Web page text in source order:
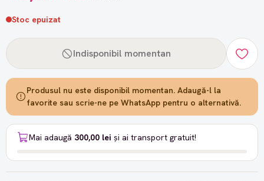
Stoc epuizat
Indisponibil momentan
Produsul nu este disponibil momentan. Adaugă-l la
favorite sau scrie-ne pe WhatsApp pentru o alternativă.
Mai adaugă 300,00 lei și ai transport gratuit!